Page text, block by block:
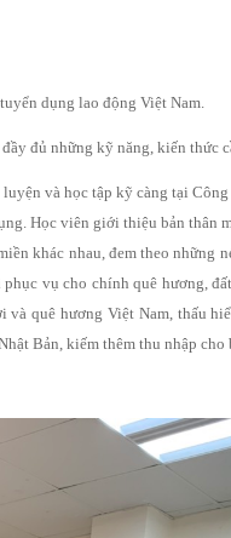
dụng lao động Việt Nam.
đủ những kỹ năng, kiến thức
và học tập kỹ càng tại
Học viên giới thiệu bản thân
khác nhau, đem theo những
vụ cho chính quê hương,
quê hương Việt Nam, thấu
Bản, kiếm thêm thu nhập